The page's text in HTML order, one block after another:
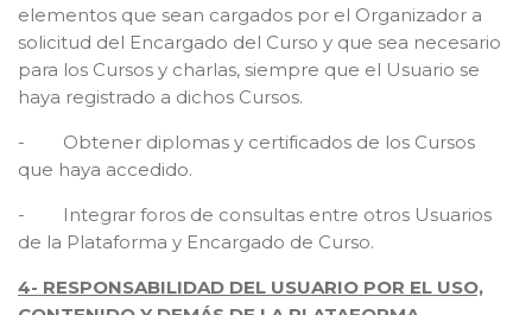
elementos que sean cargados por el Organizador a
solicitud del Encargado del Curso y que sea necesario
para los Cursos y charlas, siempre que el Usuario se
haya registrado a dichos Cursos.
- Obtener diplomas y certificados de los Cursos
que haya accedido.
- Integrar foros de consultas entre otros Usuarios
de la Plataforma y Encargado de Curso.
4- RESPONSABILIDAD DEL USUARIO POR EL USO,